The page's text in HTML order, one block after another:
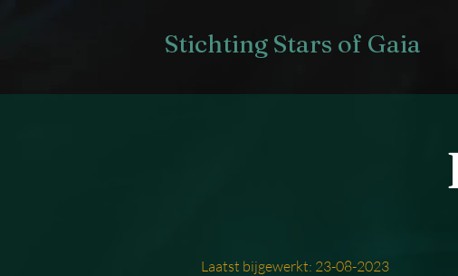
Stichting Stars of Gaia
Laatst bijgewerkt: 23-08-2023